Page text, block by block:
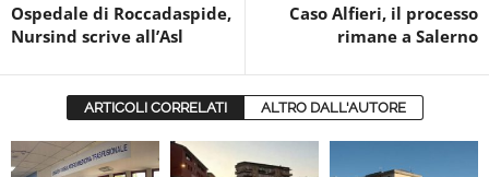
Ospedale di Roccadaspide,
Nursind scrive all’Asl
Caso Alfieri, il processo
rimane a Salerno
ARTICOLI CORRELATI ALTRO DALL'AUTORE